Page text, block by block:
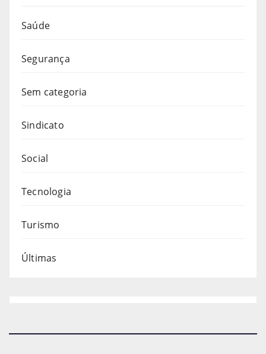
Saúde
Segurança
Sem categoria
Sindicato
Social
Tecnologia
Turismo
Últimas